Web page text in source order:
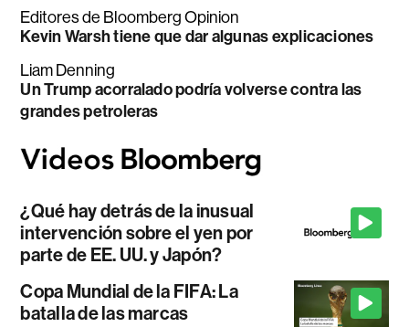
Editores de Bloomberg Opinion
Kevin Warsh tiene que dar algunas explicaciones
Liam Denning
Un Trump acorralado podría volverse contra las
grandes petroleras
¿Qué hay detrás de la inusual
intervención sobre el yen por
parte de EE. UU. y Japón?
Copa Mundial de la FIFA: La
batalla de las marcas